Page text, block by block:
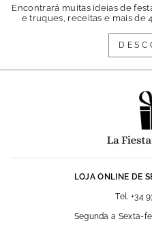
Encontrará muitas ideias de
e truques, receitas e mais de
LOJA ONLINE DE
Tel. +34
Segunda a Sexta-